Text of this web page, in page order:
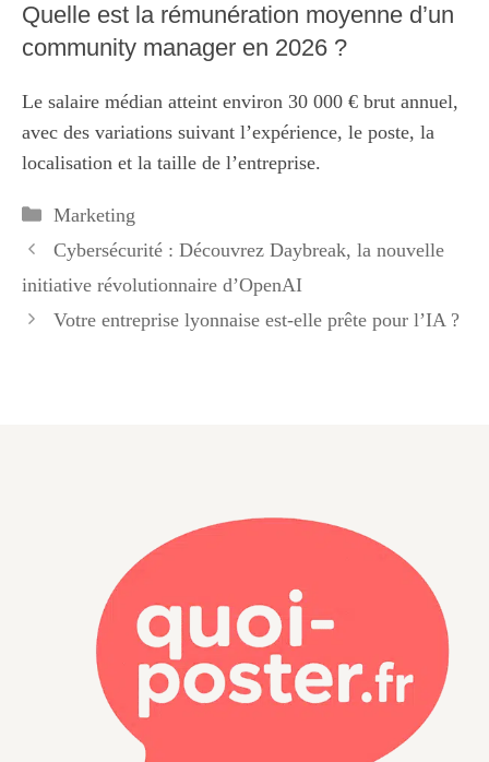
Quelle est la rémunération moyenne d’un
community manager en 2026 ?
Le salaire médian atteint environ 30 000 € brut annuel,
avec des variations suivant l’expérience, le poste, la
localisation et la taille de l’entreprise.
Catégories
Marketing
Cybersécurité : Découvrez Daybreak, la nouvelle
initiative révolutionnaire d’OpenAI
Votre entreprise lyonnaise est-elle prête pour l’IA ?